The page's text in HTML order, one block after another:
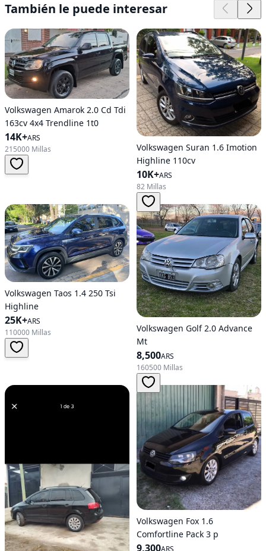
También le puede interesar
Volkswagen Amarok 2.0 Cd Tdi
163cv 4x4 Trendline 1t0
14K+ARS
215000 Millas
Volkswagen Suran 1.6 Imotion
Highline 110cv
10K+ARS
82 Millas
Volkswagen Taos 1.4 250 Tsi
Highline
25K+ARS
110000 Millas
Volkswagen Golf 2.0 Advance
Mt
8,500ARS
160500 Millas
Volkswagen Fox 1.6
Comfortline Pack 3 p
9,300ARS